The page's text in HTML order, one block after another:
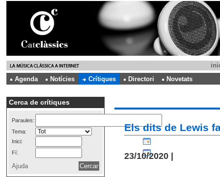
Agenda
Notícies Crítiques Directori Novetats
Cerca de crítiques
Paraules:
Tema:
Inici:
Fí:
Ajuda
Els dits de Lewis
23/10/2020 |